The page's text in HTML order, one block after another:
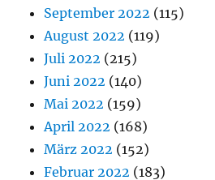
September 2022 (115)
August 2022 (119)
Juli 2022 (215)
Juni 2022 (140)
Mai 2022 (159)
April 2022 (168)
März 2022 (152)
Februar 2022 (183)